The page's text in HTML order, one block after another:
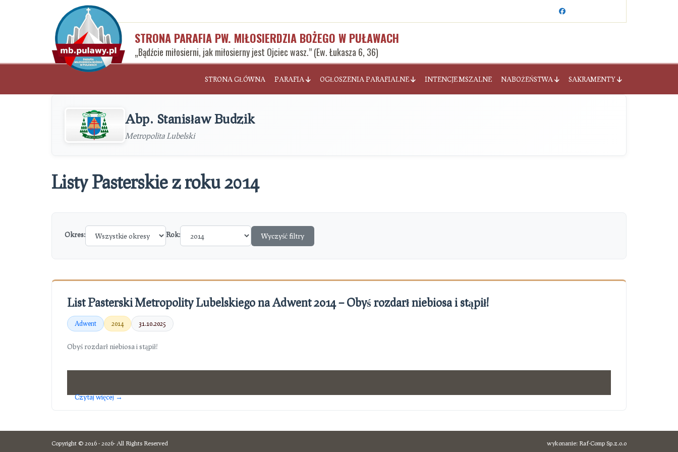
STRONA PARAFIA PW. MIŁOSIERDZIA BOŻEGO W PUŁAWACH
„Bądźcie miłosierni, jak miłosierny jest Ojciec wasz.” (Ew. Łukasza 6, 36)
STRONA GŁÓWNA PARAFIA OGŁOSZENIA PARAFIALNE INTENCJE MSZALNE NABOŻEŃSTWA SAKRAMENTY
Abp. Stanisław Budzik
Metropolita Lubelski
Listy Pasterskie z roku 2014
Okres: Rok: Wyczyść filtry
List Pasterski Metropolity Lubelskiego na Adwent 2014 – Obyś rozdarł niebiosa i stąpił!
Adwent 2014 31.10.2025
Obyś rozdarł niebiosa i stąpił!
Czytaj więcej →
Copyright © 2016 - 2026- All Rights Reserved wykonanie: Raf-Comp Sp.z.o.o